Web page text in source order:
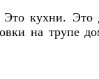
кухни. Это
на трупе